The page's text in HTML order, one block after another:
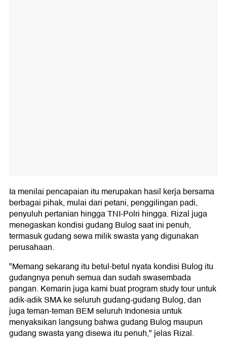
Ia menilai pencapaian itu merupakan hasil kerja bersama
berbagai pihak, mulai dari petani, penggilingan padi,
penyuluh pertanian hingga TNI-Polri hingga. Rizal juga
menegaskan kondisi gudang Bulog saat ini penuh,
termasuk gudang sewa milik swasta yang digunakan
perusahaan.
"Memang sekarang itu betul-betul nyata kondisi Bulog itu
gudangnya penuh semua dan sudah swasembada
pangan. Kemarin juga kami buat program study tour untuk
adik-adik SMA ke seluruh gudang-gudang Bulog, dan
juga teman-teman BEM seluruh Indonesia untuk
menyaksikan langsung bahwa gudang Bulog maupun
gudang swasta yang disewa itu penuh," jelas Rizal.